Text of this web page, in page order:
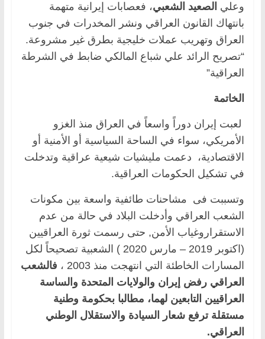
وعلي الصعيد الشعبي، فعصابات إيرانية متهمة
بانتهاك القانون العراقي ونشر المخدرات في جنوب
العراق وتهريب عملات خليجية بطرق غير مشروعة.
“تصريح الرائد علي شباع المالكي ضابط في الشرطة
العراقية”
الخاتمة
لعبت إيران دوراً واسعاً في العراق منذ الغزو
الأمريكي، سواء في الساحة السياسية أو الأمنية أو
الاقتصادية، دعمت مليشيات شيعية عراقية وتدخلت
في تشكيل الحكومات العراقية.
وتسببت فى مشاحنات طائفية واسعة بين مكونات
الشعب العراقي وأدخلت البلاد في حالة من عدم
الاستقراروغياب الأمن, حتى رسمت ثورة العراقيين
(اكتوبر 2019 – مارس 2020 ) الشعبية تصحيحاً لكل
المسارات الخاطئة التي انتهجت منذ 2003 ،
فالشعب
العراقي رفض إيران والولايات المتحدة والساسة
العراقيين التابعين لهما، مطالبا بحكومة وطنية
مستقلة ترفع شعار السيادة والاستقلال الوطني
العراقي.